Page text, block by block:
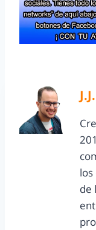
de